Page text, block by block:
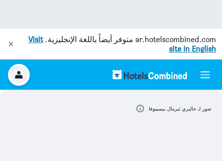
ar.hotelscombined.com متوفر أيضاً باللغة الإنجليزية.Visit
site in English
صور لـ جاليري ثيرمال بيسينوفا